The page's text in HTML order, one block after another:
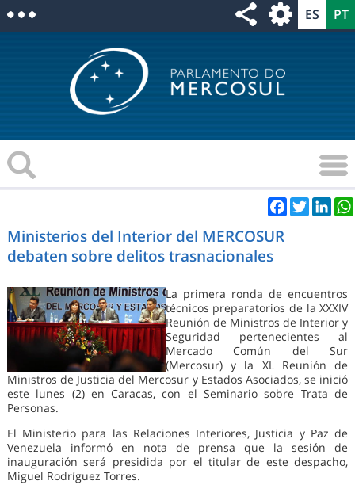
Facebook
Twitter
Ministerios del Interior del MERCOSUR
debaten sobre delitos trasnacionales
La primera ronda de encuentros
técnicos preparatorios de la XXXIV
Reunión de Ministros de Interior y
Seguridad pertenecientes al
Mercado Común del Sur
(Mercosur) y la XL Reunión de
Ministros de Justicia del Mercosur y Estados Asociados, se inició
este lunes (2) en Caracas, con el Seminario sobre Trata de
Personas.
El Ministerio para las Relaciones Interiores, Justicia y Paz de
Venezuela informó en nota de prensa que la sesión de
inauguración será presidida por el titular de este despacho,
Miguel Rodríguez Torres.